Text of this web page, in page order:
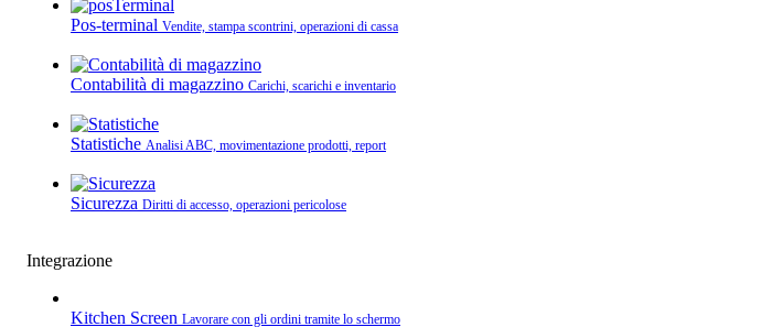
Pos-terminal Vendite, stampa scontrini, operazioni di cassa
Contabilità di magazzino Carichi, scarichi e inventario
Statistiche Analisi ABC, movimentazione prodotti, report
Sicurezza Diritti di accesso, operazioni pericolose
Integrazione
Kitchen Screen Lavorare con gli ordini tramite lo schermo